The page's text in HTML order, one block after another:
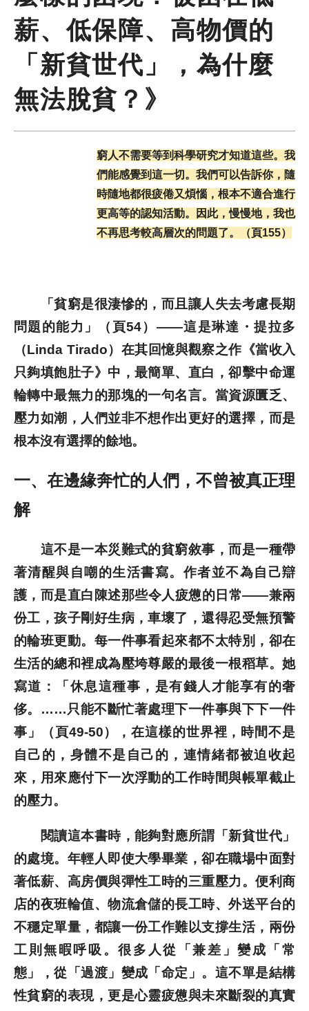
好書推薦
各期季刊
歷史文獻
投稿專區
薪、低保障、高物價的
「新貧世代」，為什麼
無法脫貧？》
窮人不需要等到科學研究才知道這些。我
們能感覺到這一切。我們可以告訴你，隨
時隨地都很疲倦又煩惱，根本不適合進行
更高等的認知活動。因此，慢慢地，我也
不再思考較高層次的問題了。（頁155）
「貧窮是很淒慘的，而且讓人失去考慮長期
問題的能力」（頁54）——這是琳達・提拉多
（Linda Tirado）在其回憶與觀察之作《當收入
只夠填飽肚子》中，最簡單、直白，卻擊中命運
輪轉中最無力的那塊的一句名言。當資源匱乏、
壓力如潮，人們並非不想作出更好的選擇，而是
根本沒有選擇的餘地。
一、在邊緣奔忙的人們，不曾被真正理
解
這不是一本災難式的貧窮敘事，而是一種帶
著清醒與自嘲的生活書寫。作者並不為自己辯
護，而是直白陳述那些令人疲憊的日常——兼兩
份工，孩子剛好生病，車壞了，還得忍受無預警
的輪班更動。每一件事看起來都不太特別，卻在
生活的總和裡成為壓垮尊嚴的最後一根稻草。她
寫道：「休息這種事，是有錢人才能享有的奢
侈。……只能不斷忙著處理下一件事與下下一件
事」（頁49-50），在這樣的世界裡，時間不是
自己的，身體不是自己的，連情緒都被迫收起
來，用來應付下一次浮動的工作時間與帳單截止
的壓力。
閱讀這本書時，能夠對應所謂「新貧世代」
的處境。年輕人即使大學畢業，卻在職場中面對
著低薪、高房價與彈性工時的三重壓力。便利商
店的夜班輪值、物流倉儲的長工時、外送平台的
不穩定單量，都讓一份工作難以支撐生活，兩份
工則無暇呼吸。很多人從「兼差」變成「常
態」，從「過渡」變成「命定」。這不單是結構
性貧窮的表現，更是心靈疲憊與未來斷裂的真實